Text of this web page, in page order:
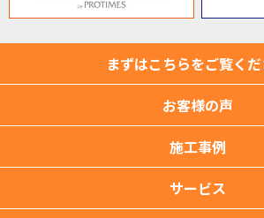
まずはこちらをご覧く
お客様の声
施工事例
サービス